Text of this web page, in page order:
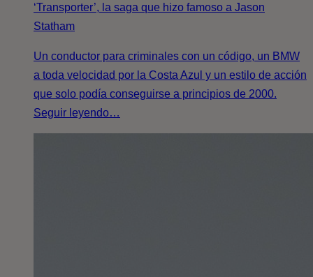
‘Transporter’, la saga que hizo famoso a Jason
Statham
Un conductor para criminales con un código, un BMW
a toda velocidad por la Costa Azul y un estilo de acción
que solo podía conseguirse a principios de 2000.
Seguir leyendo…